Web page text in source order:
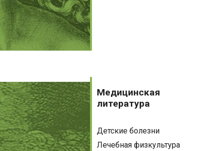
Медицинская
литература
Медицинская
литература
Детские болезни
Лечебная физкультура